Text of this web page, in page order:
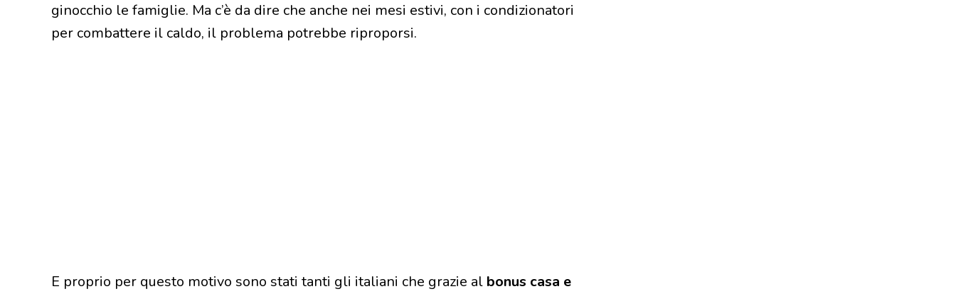
ginocchio le famiglie. Ma c’è da dire che anche nei mesi estivi, con i condizionatori
per combattere il caldo, il problema potrebbe riproporsi.
E proprio per questo motivo sono stati tanti gli italiani che grazie al bonus casa e